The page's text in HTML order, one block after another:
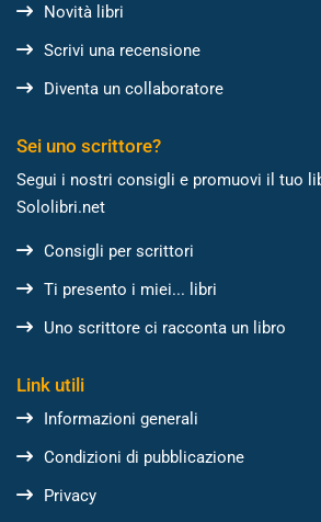
Novità libri
Scrivi una recensione
Diventa un collaboratore
Sei uno scrittore?
Segui i nostri consigli e promuovi il tuo
Sololibri.net
Consigli per scrittori
Ti presento i miei... libri
Uno scrittore ci racconta un libro
Link utili
Informazioni generali
Condizioni di pubblicazione
Privacy